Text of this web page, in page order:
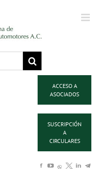
ACCESO A
ASOCIADOS
SUSCRIPCIÓN
A
CIRCULARES